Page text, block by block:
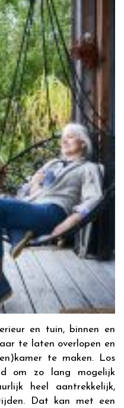
en tuin, binnen en
te laten overlopen en
te maken. Los
om zo lang mogelijk
heel aantrekkelijk,
Dat kan met een